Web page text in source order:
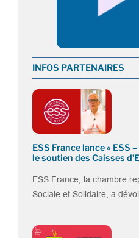
INFOS PARTENAIRES
ESS France lance « ESS
le soutien des Caisses
ESS France, la chambre
Sociale et Solidaire, a